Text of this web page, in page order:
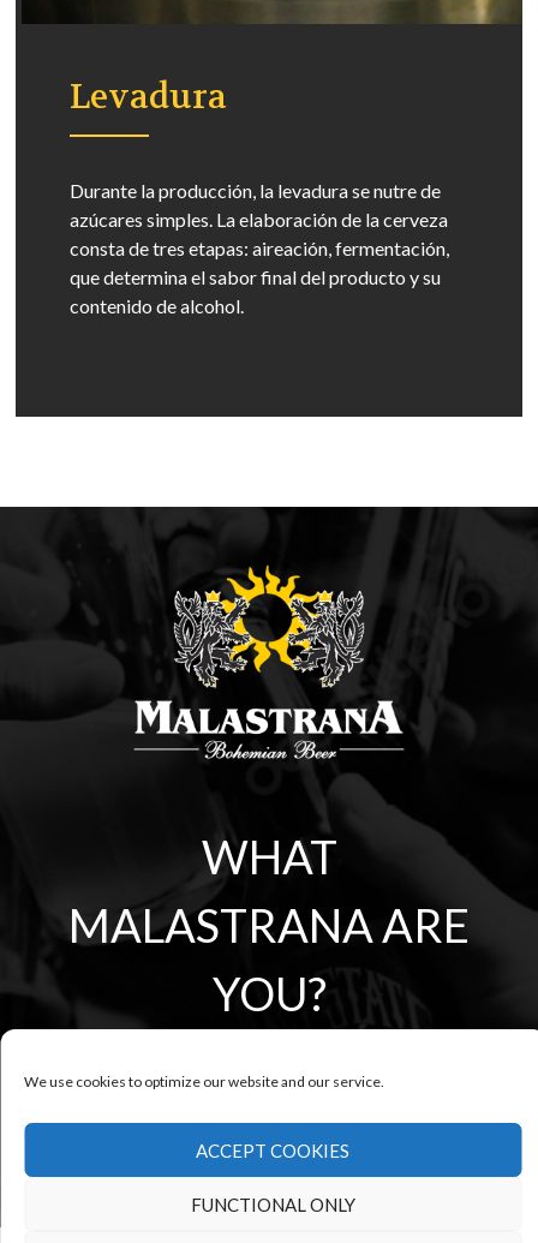
We use cookies to optimize our website and our service.
ACCEPT COOKIES
FUNCTIONAL ONLY
Levadura
Durante la producción, la levadura se nutre de
azúcares simples. La elaboración de la cerveza
consta de tres etapas: aireación, fermentación,
que determina el sabor final del producto y su
contenido de alcohol.
WHAT
MALASTRANA ARE
YOU?
© 2020 Pivovar Malastrana as – VAT CZ27643344 - All rights
reserved -Privacy| Made byLarin